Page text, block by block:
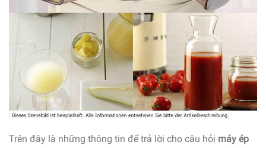
Trên đây là những thông tin để trả lời cho câu hỏi máy ép